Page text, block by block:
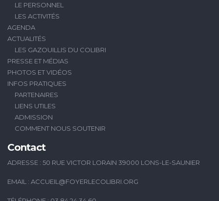
LE PERSONNEL
LES ACTIVITÉS
AGENDA
ACTUALITÉS
LES GAZOUILLIS DU COLIBRI
PRESSE ET MÉDIAS
PHOTOS ET VIDÉOS
INFOS PRATIQUES
PARTENAIRES
LIENS UTILES
ADMISSION
COMMENT NOUS SOUTENIR
Contact
ADRESSE : 50 RUE VICTOR LORAIN 39000 LONS-LE-SAUNIER
EMAIL : ACCUEIL@FOYERLECOLIBRI.ORG